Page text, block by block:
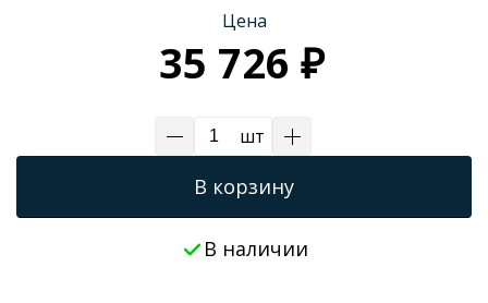
Трапы для душевых
Цена
35 726 ₽
шт
В корзину
В наличии